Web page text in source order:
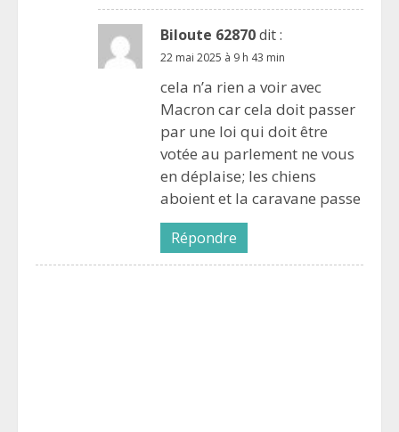
Biloute 62870dit :
22 mai 2025 à 9 h 43 min
cela n’a rien a voir avec
Macron car cela doit passer
par une loi qui doit être
votée au parlement ne vous
en déplaise; les chiens
aboient et la caravane passe
Répondre